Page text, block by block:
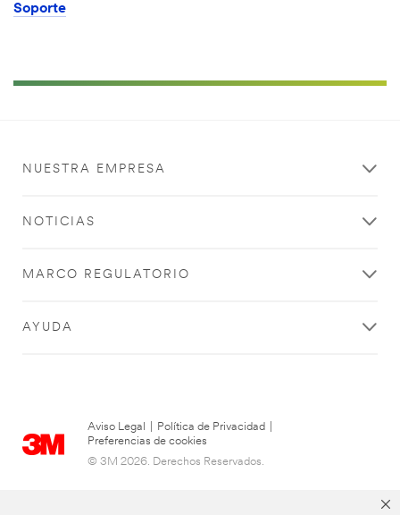
Soporte
NUESTRA EMPRESA
NOTICIAS
MARCO REGULATORIO
AYUDA
Aviso Legal Política de Privacidad
Preferencias de cookies
© 3M 2026. Derechos Reservados.